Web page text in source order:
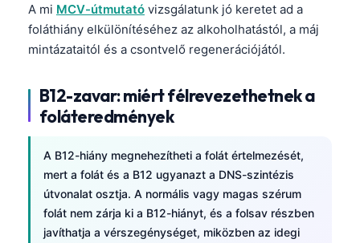
A mi MCV-útmutató vizsgálatunk jó keretet ad a
foláthiány elkülönítéséhez az alkoholhatástól, a máj
mintázataitól és a csontvelő regenerációjától.
B12-zavar: miért félrevezethetnek a
foláteredmények
A B12-hiány megnehezítheti a folát értelmezését,
mert a folát és a B12 ugyanazt a DNS-szintézis
útvonalat osztja. A normális vagy magas szérum
folát nem zárja ki a B12-hiányt, és a folsav részben
javíthatja a vérszegénységet, miközben az idegi
Latviešu valoda
Македонски јазик
Euskara
Gàidhlig
Occitan
العربية المغربية
Монгол
ພາສາລາວ